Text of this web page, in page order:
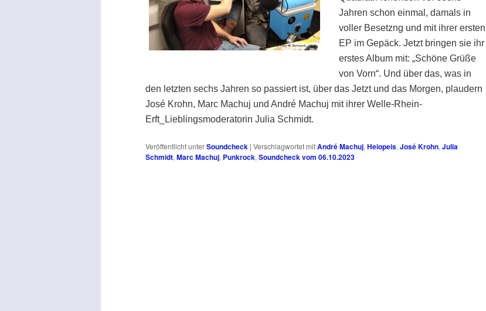
Jahren schon einmal, damals in
voller Besetzng und mit ihrer ersten
EP im Gepäck. Jetzt bringen sie ihr
erstes Album mit: „Schöne Grüße
von Vorn“. Und über das, was in
den letzten sechs Jahren so passiert ist, über das Jetzt und das Morgen, plaudern
José Krohn, Marc Machuj und André Machuj mit ihrer Welle-Rhein-
Erft_Lieblingsmoderatorin Julia Schmidt.
Veröffentlicht unterSoundcheck | Verschlagwortet mitAndré Machuj, Heiopeis, José Krohn, Julia
Schmidt, Marc Machuj, Punkrock, Soundcheck vom 06.10.2023